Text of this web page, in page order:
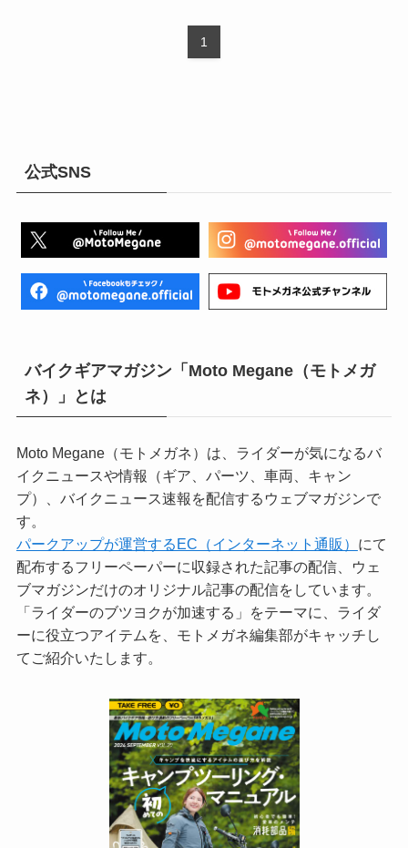
1
公式SNS
バイクギアマガジン「Moto Megane（モトメガ
ネ）」とは
Moto Megane（モトメガネ）は、ライダーが気になるバ
イクニュースや情報（ギア、パーツ、車両、キャン
プ）、バイクニュース速報を配信するウェブマガジンで
す。
パークアップが運営するEC（インターネット通販） にて
配布するフリーペーパーに収録された記事の配信、ウェ
ブマガジンだけのオリジナル記事の配信をしています。
「ライダーのブツヨクが加速する」をテーマに、ライダ
ーに役立つアイテムを、モトメガネ編集部がキャッチし
てご紹介いたします。